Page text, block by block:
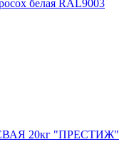
белая RAL9003
20кг "ПРЕСТИЖ"